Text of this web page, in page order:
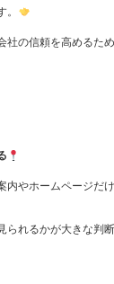
社の信頼を高めるた
内やホームページだ
られるかが大きな判